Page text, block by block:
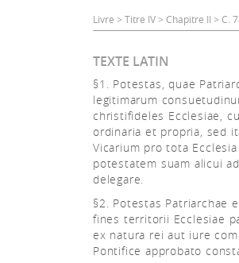
ConnexionLivre > Titre IV > Chapitre II > C.
TEXTE LATIN
§1. Potestas, quae
legitimarum
christifideles Ecclesiae,
ordinaria et propria, sed
Vicarium pro tota
potestatem suam alicui
delegare.
§2. Potestas Patriarchae
fines territorii Ecclesiae
ex natura rei aut iure
Pontifice approbato